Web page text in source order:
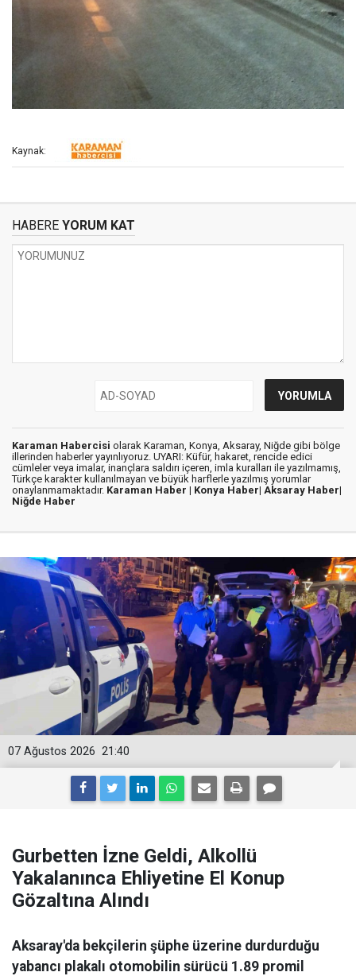
Kaynak:
HABERE YORUM KAT
Karaman Habercisi olarak Karaman, Konya, Aksaray, Niğde gibi bölge
illerinden haberler yayınlıyoruz. UYARI: Küfür, hakaret, rencide edici
cümleler veya imalar, inançlara saldırı içeren, imla kuralları ile yazılmamış,
Türkçe karakter kullanılmayan ve büyük harflerle yazılmış yorumlar
onaylanmamaktadır. Karaman Haber | Konya Haber| Aksaray Haber|
Niğde Haber
21:40
07 Ağustos 2026
Gurbetten İzne Geldi, Alkollü
Yakalanınca Ehliyetine El Konup
Gözaltına Alındı
Aksaray'da bekçilerin şüphe üzerine durdurduğu
yabancı plakalı otomobilin sürücü 1.89 promil